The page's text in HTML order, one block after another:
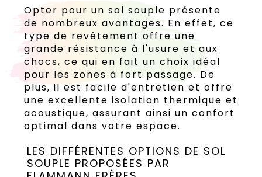
Opter pour un sol souple présente
de nombreux avantages. En effet, ce
type de revêtement offre une
grande résistance à l'usure et aux
chocs, ce qui en fait un choix idéal
pour les zones à fort passage. De
plus, il est facile d'entretien et offre
une excellente isolation thermique et
acoustique, assurant ainsi un confort
optimal dans votre espace.
LES DIFFÉRENTES OPTIONS DE SOL
SOUPLE PROPOSÉES PAR